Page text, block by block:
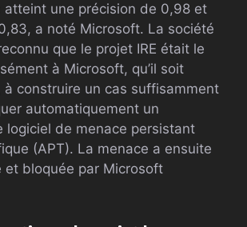
atteint une précision de 0,98 et
a noté Microsoft. La société
que le projet IRE était le
à Microsoft, qu’il soit
à construire un cas suffisamment
automatiquement un
logiciel de menace persistant
(APT). La menace a ensuite
et bloquée par Microsoft